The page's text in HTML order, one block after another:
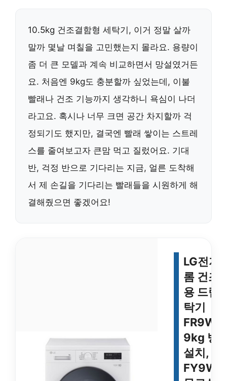
10.5kg 건조결함형 세탁기, 이거 정말 살까
말까 몇날 며칠을 고민했는지 몰라요. 용량이
좀 더 큰 모델과 계속 비교하면서 망설였거든
요. 처음엔 9kg도 충분할까 싶었는데, 이불
빨래나 건조 기능까지 생각하니 욕심이 나더
라고요. 혹시나 너무 크면 공간 차지할까 걱
정되기도 했지만, 결국엔 빨래 쌓이는 스트레
스를 줄여보고자 큰맘 먹고 질렀어요. 기대
반, 걱정 반으로 기다리는 지금, 얼른 도착해
서 제 손길을 기다리는 빨래들을 시원하게 해
결해줬으면 좋겠어요!
LG전자
롬 건조
용 드럼
탁기
FR9WK
9kg 방
설치,
FY9WT